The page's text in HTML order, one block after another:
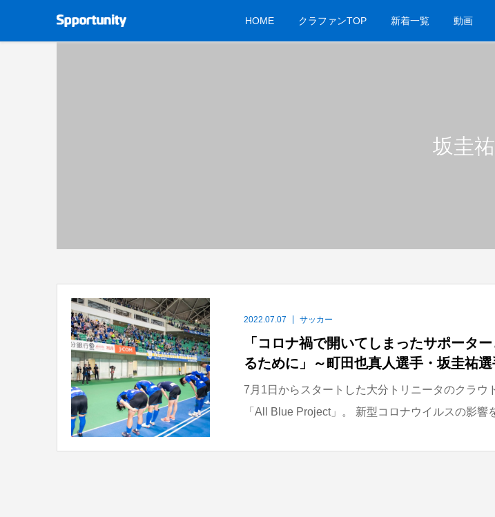
HOME クラファンTOP 新着一覧 動画
坂圭祐
2022.07.07 サッカー
「コロナ禍で開いてしまったサポータ
るために」～町田也真人選手・坂圭祐
7月1日からスタートした大分トリニータのクラウ
「All Blue Project」。 新型コロナウイルスの影響